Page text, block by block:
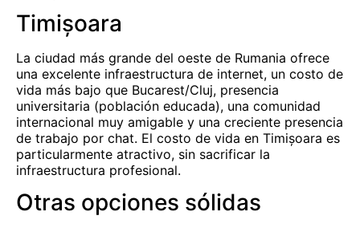
Timișoara
La ciudad más grande del oeste de Rumania ofrece
una excelente infraestructura de internet, un costo de
vida más bajo que Bucarest/Cluj, presencia
universitaria (población educada), una comunidad
internacional muy amigable y una creciente presencia
de trabajo por chat. El costo de vida en Timișoara es
particularmente atractivo, sin sacrificar la
infraestructura profesional.
Otras opciones sólidas